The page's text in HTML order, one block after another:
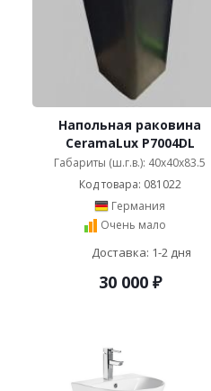
Напольная раковина
CeramaLux P7004DL
Габариты (ш.г.в.): 40x40x83.5
Код товара: 081022
Германия
Очень мало
Доставка: 1-2 дня
30 000₽